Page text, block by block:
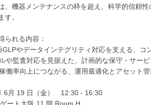
、機器メンテナンスの枠を超え、科学的信頼
す。​
られる内容：​
GLPやデータインテグリティ対応を支える、コ
や監査対応を見据えた、計画的な保守・サー
働率向上につながる、運用最適化とアセット
6月 19 日（金） 12:30 - 16:30
ート大阪 11 階 Room H